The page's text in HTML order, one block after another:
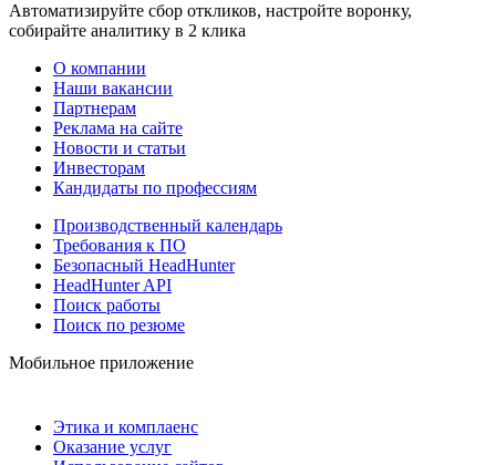
Автоматизируйте сбор откликов, настройте воронку,
собирайте аналитику в 2 клика
О компании
Наши вакансии
Партнерам
Реклама на сайте
Новости и статьи
Инвесторам
Кандидаты по профессиям
Производственный календарь
Требования к ПО
Безопасный HeadHunter
HeadHunter API
Поиск работы
Поиск по резюме
Мобильное приложение
Этика и комплаенс
Оказание услуг